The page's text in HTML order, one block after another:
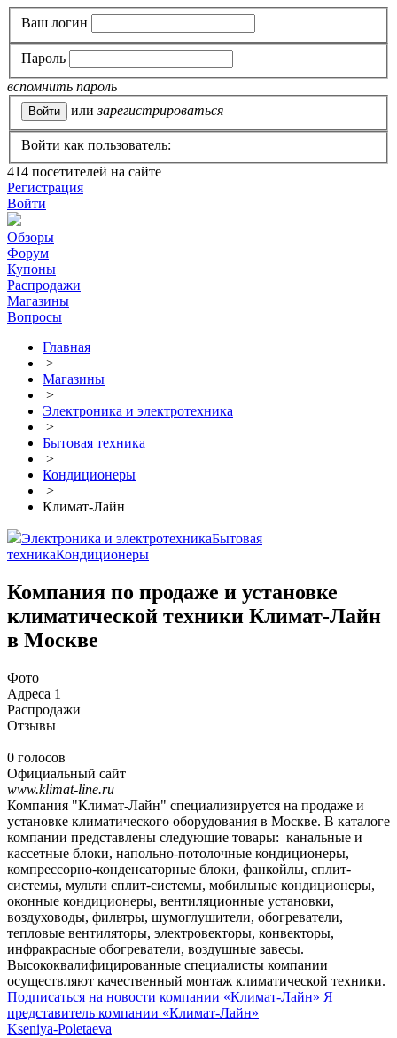
Ваш логин
Пароль
вспомнить пароль
или зарегистрироваться
Войти как пользователь:
414 посетителей на сайте
Регистрация
Войти
Обзоры
Форум
Купоны
Распродажи
Магазины
Вопросы
Главная
>
Магазины
>
Электроника и электротехника
>
Бытовая техника
>
Кондиционеры
>
Климат-Лайн
Электроника и электротехникаБытовая
техникаКондиционеры
Компания по продаже и установке
климатической техники Климат-Лайн
в Москве
Фото
Адреса 1
Распродажи
Отзывы
0 голосов
Официальный сайт
www.klimat-line.ru
Компания "Климат-Лайн" специализируется на продаже и
установке климатического оборудования в Москве. В каталоге
компании представлены следующие товары: канальные и
кассетные блоки, напольно-потолочные кондиционеры,
компрессорно-конденсаторные блоки, фанкойлы, сплит-
системы, мульти сплит-системы, мобильные кондиционеры,
оконные кондиционеры, вентиляционные установки,
воздуховоды, фильтры, шумоглушители, обогреватели,
тепловые вентиляторы, электровекторы, конвекторы,
инфракрасные обогреватели, воздушные завесы.
Высококвалифицированные специалисты компании
осуществляют качественный монтаж климатической техники.
Подписаться на новости компании «Климат-Лайн» Я
представитель компании «Климат-Лайн»
Kseniya-Poletaeva